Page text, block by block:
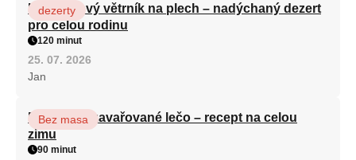
Karamelový větrník na plech – nadýchaný dezert
pro celou rodinu
dezerty
120 minut
25. 07. 2026
Jan
Babiččino zavařované lečo – recept na celou
zimu
Bez masa
90 minut